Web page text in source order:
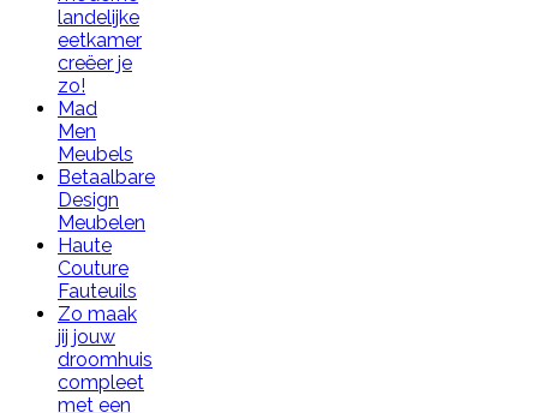
landelijke
eetkamer
creëer je
zo!
Mad
Men
Meubels
Betaalbare
Design
Meubelen
Haute
Couture
Fauteuils
Zo maak
jij jouw
droomhuis
compleet
met een